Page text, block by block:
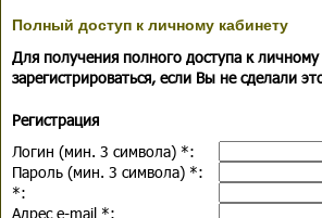
Полный доступ к личному кабинету
Для получения полного доступа к
зарегистрироваться, если Вы не сделали
Регистрация
Логин (мин. 3 символа) *:
Пароль (мин. 3 символа) *:
*:
Адрес e-mail *: